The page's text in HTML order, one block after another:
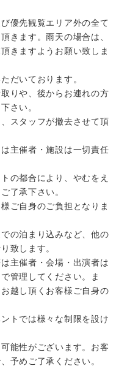
優先観覧エリア外の全て
きます。雨天の場合は、
きますようお願い致しま
だいております。
りや、後からお連れの方
さい。
スタッフが撤去させて頂
主催者・施設は一切責任
の都合により、やむをえ
了承下さい。
ご自身のご負担となりま
の泊まり込みなど、他の
致します。
主催者・会場・出演者は
管理してください。ま
越し頂くお客様ご自身の
トでは様々な制限を設け
能性がございます。お客
予めご了承ください。